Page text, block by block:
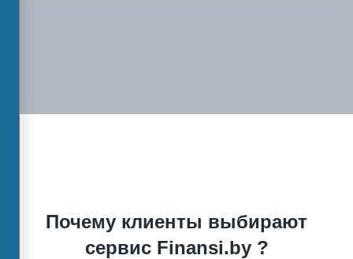
Почему клиенты выбирают
сервис Finansi.by ?